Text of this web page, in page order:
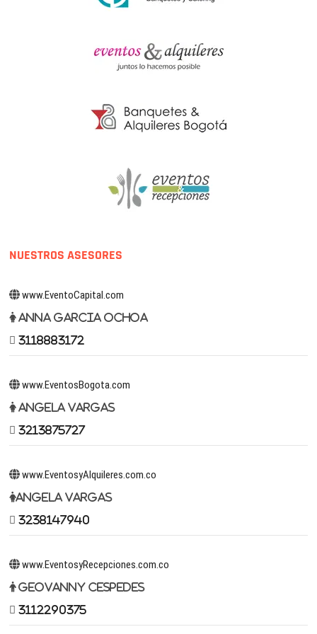
NUESTROS ASESORES
www.EventoCapital.com
Anna Garcia Ochoa
3118883172
www.EventosBogota.com
Angela Vargas
3213875727
www.EventosyAlquileres.com.co
Angela Vargas
3238147940
www.EventosyRecepciones.com.co
Geovanny Cespedes
3112290375